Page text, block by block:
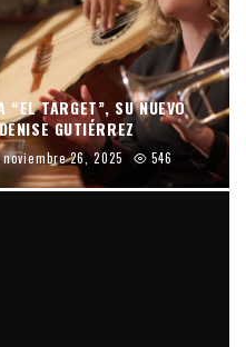
“EL TARGET”, SU NUEVO
GUTIÉRREZ
noviembre 26, 2025 546